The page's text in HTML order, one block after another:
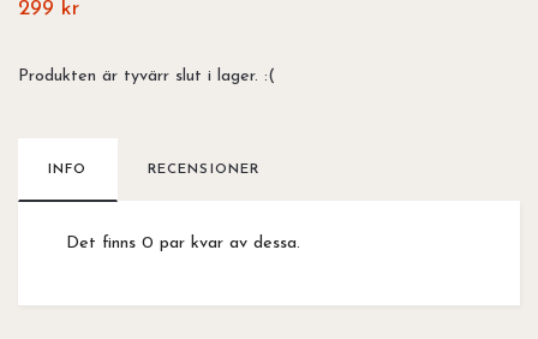
299 kr
Produkten är tyvärr slut i lager. :(
INFO RECENSIONER
Det finns 0 par kvar av dessa.